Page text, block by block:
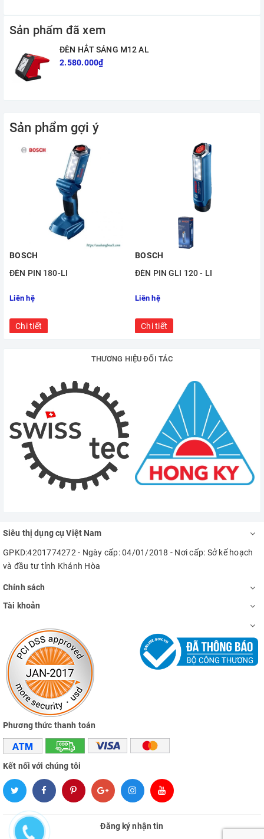
Sản phẩm đã xem
ĐÈN HẮT SÁNG M12 AL
2.580.000₫
Sản phẩm gợi ý
BOSCH
ĐÈN PIN 180-LI
Liên hệ
Chi tiết
BOSCH
ĐÈN PIN GLI 120 - LI
Liên hệ
Chi tiết
THƯƠNG HIỆU ĐỐI TÁC
Siêu thị dụng cụ Việt Nam
GPKD:4201774272 - Ngày cấp: 04/01/2018 - Nơi cấp: Sở kế hoạch
và đầu tư tỉnh Khánh Hòa
Chính sách
Tài khoản
Phương thức thanh toán
Kết nối với chúng tôi
Đăng ký nhận tin